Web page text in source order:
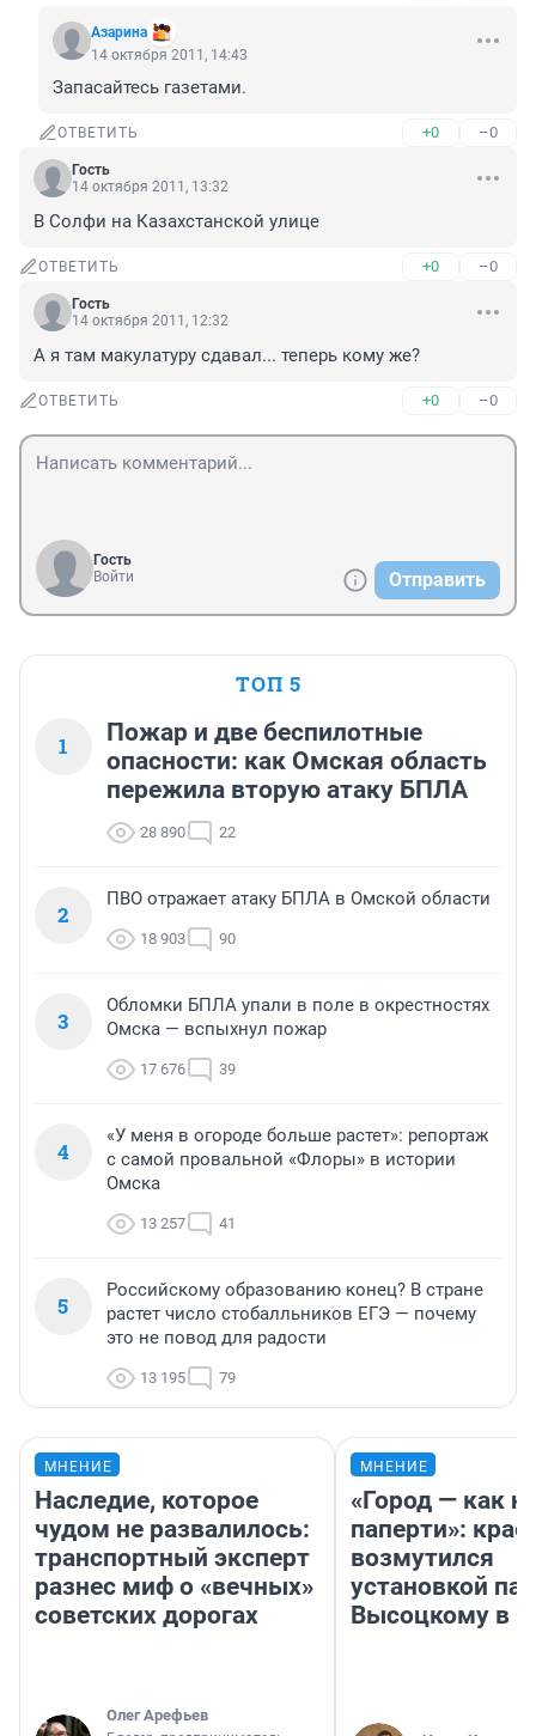
Азарина
14 октября 2011, 14:43
Запасайтесь газетами.
ОТВЕТИТЬ +0 –0
Гость
14 октября 2011, 13:32
В Солфи на Казахстанской улице
ОТВЕТИТЬ +0 –0
Гость
14 октября 2011, 12:32
А я там макулатуру сдавал... теперь кому же?
ОТВЕТИТЬ +0 –0
Гость
Войти
Отправить
ТОП 5
1
Пожар и две беспилотные
опасности: как Омская область
пережила вторую атаку БПЛА
28 890 22
2
ПВО отражает атаку БПЛА в Омской области
18 903 90
3
Обломки БПЛА упали в поле в окрестностях
Омска — вспыхнул пожар
17 676 39
4
«У меня в огороде больше растет»: репортаж
с самой провальной «Флоры» в истории
Омска
13 257 41
5
Российскому образованию конец? В стране
растет число стобалльников ЕГЭ — почему
это не повод для радости
13 195 79
МНЕНИЕ
Наследие, которое
чудом не развалилось:
транспортный эксперт
разнес миф о «вечных»
советских дорогах
Олег Арефьев
МНЕНИЕ
«Город — как
паперти»:
возмутился
установкой
Высоцкому в